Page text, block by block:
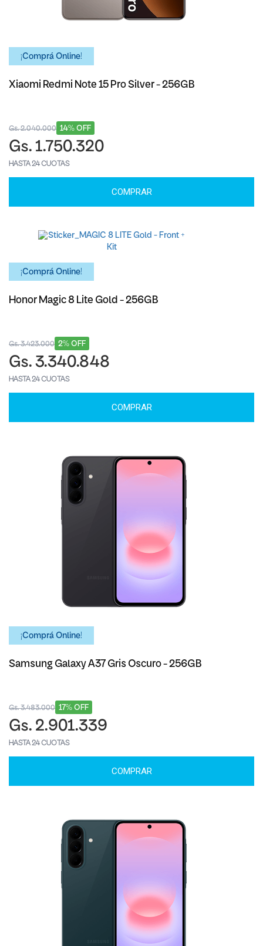
¡Comprá Online!
Xiaomi Redmi Note 15 Pro Silver - 256GB
14% OFF
Gs. 2.040.000
Gs. 1.750.320
HASTA 24 CUOTAS
COMPRAR
¡Comprá Online!
Honor Magic 8 Lite Gold - 256GB
2% OFF
Gs. 3.423.000
Gs. 3.340.848
HASTA 24 CUOTAS
COMPRAR
¡Comprá Online!
Samsung Galaxy A37 Gris Oscuro - 256GB
17% OFF
Gs. 3.483.000
Gs. 2.901.339
HASTA 24 CUOTAS
COMPRAR